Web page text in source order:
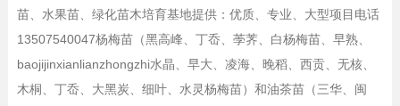
苗、水果苗、绿化苗木培育基地提供：优质、专业、大型项目电话
13507540047杨梅苗（黑高峰、丁岙、荸荠、白杨梅苗、早熟、
baojijinxianlianzhongzhi水晶、早大、凌海、晚稻、西贡、无核、
木桐、丁岙、大黑炭、细叶、水灵杨梅苗）和油茶苗（三华、闽